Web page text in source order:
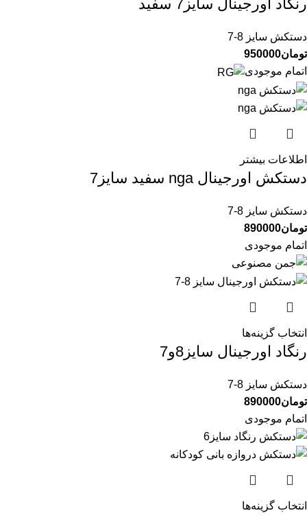
رنگاد اورجینال سایز7 سفید
دستکش سایز 8-7
تومان950000
اتمام موجودی
اطلاعات بیشتر
دستکش اورجینال nga سفید سایز7
دستکش سایز 8-7
تومان890000
اتمام موجودی
انتخاب گزینه‌ها
رنگاد اورجینال سایز8و7
دستکش سایز 8-7
تومان890000
اتمام موجودی
انتخاب گزینه‌ها